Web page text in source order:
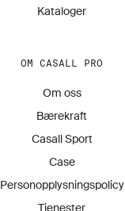
Kataloger
OM CASALL PRO
Om oss
Bærekraft
Casall Sport
Case
Personopplysningspolicy
Tjenester